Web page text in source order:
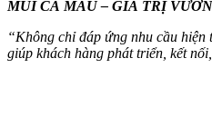
MŨI CÀ MAU – GIÁ TRỊ
“Không chỉ đáp ứng nhu cầu
giúp khách hàng phát triển, kết